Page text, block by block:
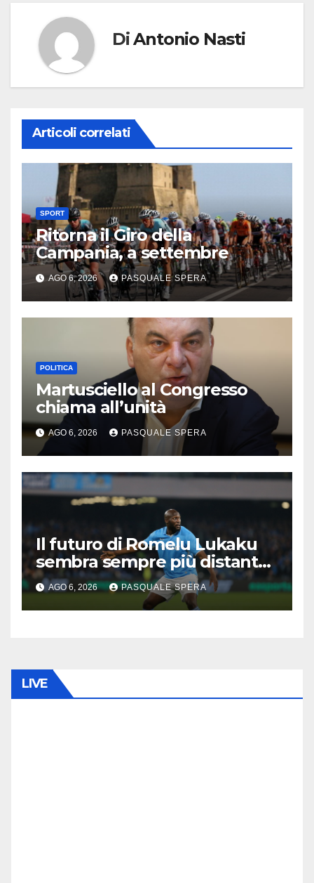
DiAntonio Nasti
Articoli correlati
SPORT
Ritorna il Giro della
Campania, a settembre
AGO 6, 2026 PASQUALE SPERA
POLITICA
Martusciello al Congresso
chiama all’unità
AGO 6, 2026 PASQUALE SPERA
Il futuro di Romelu Lukaku
sembra sempre più distante
dal Napoli.
AGO 6, 2026 PASQUALE SPERA
LIVE